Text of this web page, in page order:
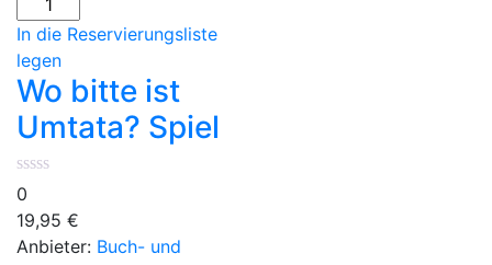
bitte
ist
Umtata?
Spiel
Menge
In die Reservierungsliste
legen
Wo bitte ist
Umtata? Spiel
0
19,95 €
Anbieter: Buch- und